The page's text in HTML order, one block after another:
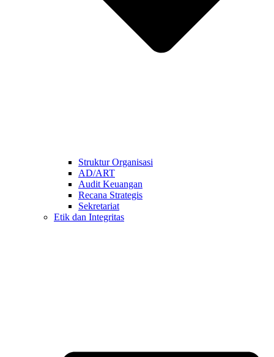
Struktur Organisasi
AD/ART
Audit Keuangan
Recana Strategis
Sekretariat
Etik dan Integritas